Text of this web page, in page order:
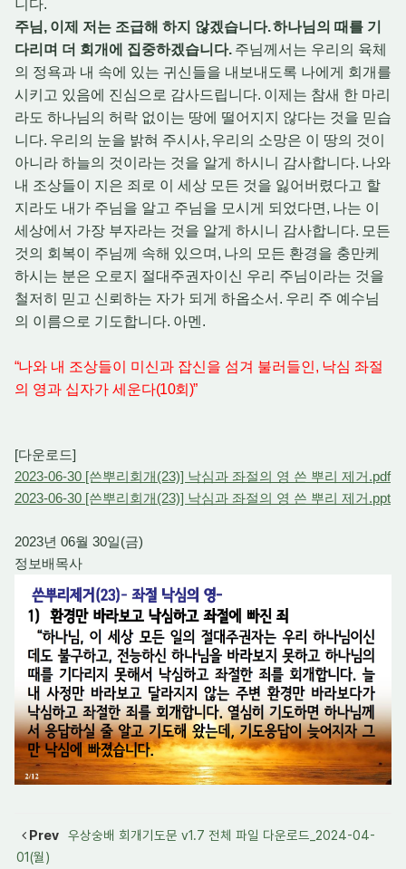
니다.
주님 , 이제 저는 조급해 하지 않겠습니다.하나님의 때를 기
다리며 더 회개에 집중하겠습니다. 주님께서는 우리의 육체
의 정욕과 내 속에 있는 귀신들을 내보내도록 나에게 회개를
시키고 있음에 진심으로 감사드립니다. 이제는 참새 한 마리
라도 하나님의 허락 없이는 땅에 떨어지지 않다는 것을 믿습
니다. 우리의 눈을 밝혀 주시사, 우리의 소망은 이 땅의 것이
아니라 하늘의 것이라는 것을 알게 하시니 감사합니다. 나와
내 조상들이 지은 죄로 이 세상 모든 것을 잃어버렸다고 할
지라도 내가 주님을 알고 주님을 모시게 되었다면 , 나는 이
세상에서 가장 부자라는 것을 알게 하시니 감사합니다. 모든
것의 회복이 주님께 속해 있으며 , 나의 모든 환경을 충만케
하시는 분은 오로지 절대주권자이신 우리 주님이라는 것을
철저히 믿고 신뢰하는 자가 되게 하옵소서 . 우리 주 예수님
의 이름으로 기도합니다. 아멘 .
“나와 내 조상들이 미신과 잡신을 섬겨 불러들인, 낙심 좌절
의 영과 십자가 세운다(10회 )”
[다운로드]
2023-06-30 [쓴뿌리회개(23)] 낙심과 좌절의 영 쓴 뿌리 제거.pdf
2023-06-30 [쓴뿌리회개(23)] 낙심과 좌절의 영 쓴 뿌리 제거.ppt
2023년 06월 30일(금)
정보배목사
Prev 우상숭배 회개기도문 v1.7 전체 파일 다운로드_2024-04-
01(월)